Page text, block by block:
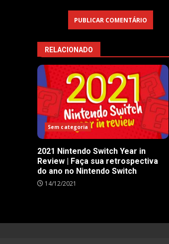
RELACIONADO
Sem categoria
2021 Nintendo Switch Year in
Review | Faça sua retrospectiva
do ano no Nintendo Switch
14/12/2021